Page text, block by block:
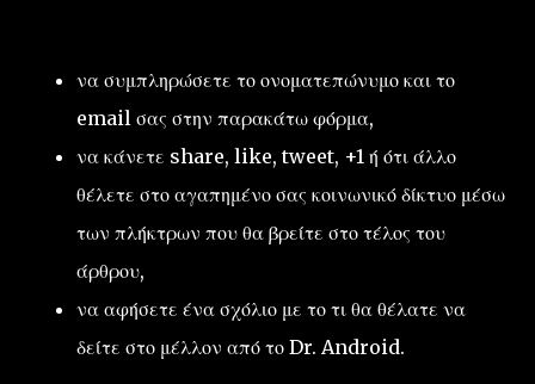
να συμπληρώσετε το ονοματεπώνυμο και το
email σας στην παρακάτω φόρμα,
να κάνετε share, like, tweet, +1 ή ότι άλλο
θέλετε στο αγαπημένο σας κοινωνικό δίκτυο μέσω
των πλήκτρων που θα βρείτε στο τέλος του
άρθρου,
να αφήσετε ένα σχόλιο με το τι θα θέλατε να
δείτε στο μέλλον από το Dr. Android.